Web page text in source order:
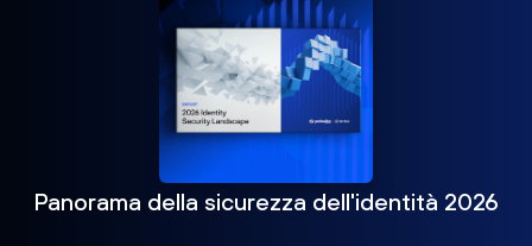
Panorama della sicurezza dell'identità 2026